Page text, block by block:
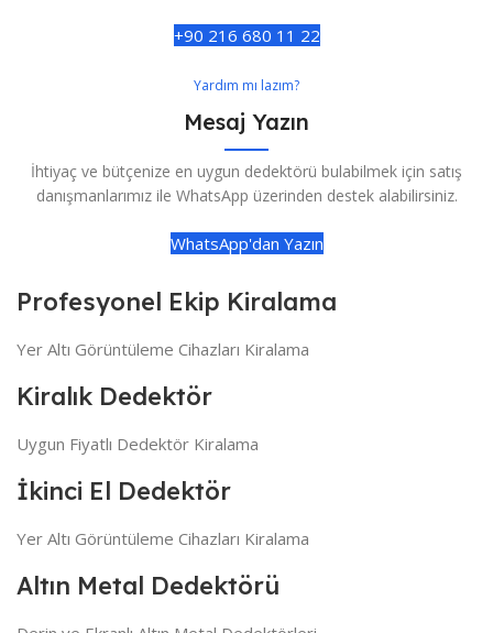
+90 216 680 11 22
Yardım mı lazım?
Mesaj Yazın
İhtiyaç ve bütçenize en uygun dedektörü bulabilmek için satış
danışmanlarımız ile WhatsApp üzerinden destek alabilirsiniz.
WhatsApp'dan Yazın
Profesyonel Ekip Kiralama
Yer Altı Görüntüleme Cihazları Kiralama
Kiralık Dedektör
Uygun Fiyatlı Dedektör Kiralama
İkinci El Dedektör
Yer Altı Görüntüleme Cihazları Kiralama
Altın Metal Dedektörü